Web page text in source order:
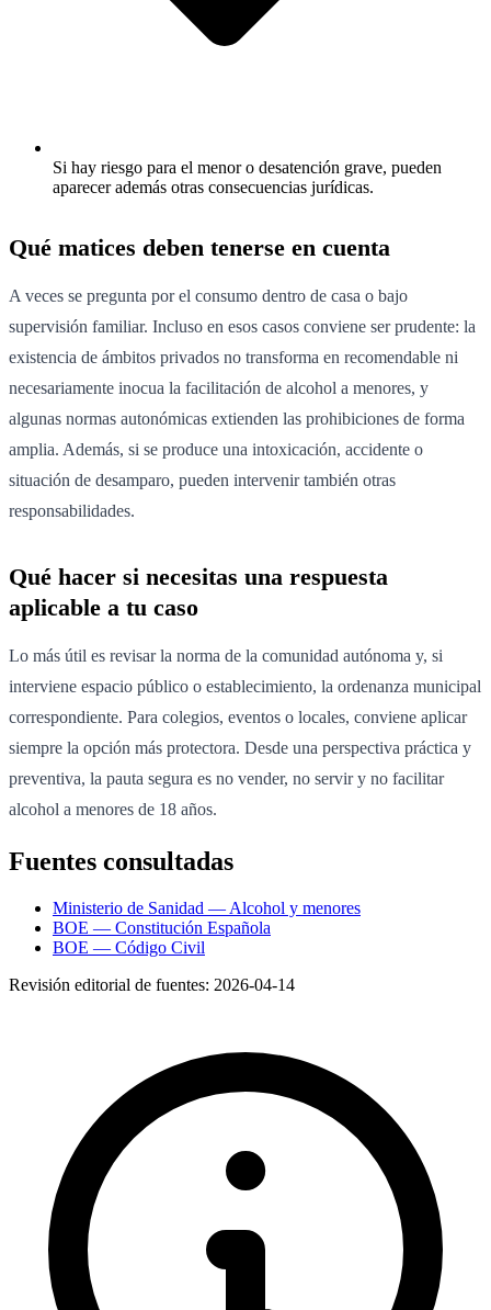
Si hay riesgo para el menor o desatención grave, pueden
aparecer además otras consecuencias jurídicas.
Qué matices deben tenerse en cuenta
A veces se pregunta por el consumo dentro de casa o bajo
supervisión familiar. Incluso en esos casos conviene ser prudente: la
existencia de ámbitos privados no transforma en recomendable ni
necesariamente inocua la facilitación de alcohol a menores, y
algunas normas autonómicas extienden las prohibiciones de forma
amplia. Además, si se produce una intoxicación, accidente o
situación de desamparo, pueden intervenir también otras
responsabilidades.
Qué hacer si necesitas una respuesta
aplicable a tu caso
Lo más útil es revisar la norma de la comunidad autónoma y, si
interviene espacio público o establecimiento, la ordenanza municipal
correspondiente. Para colegios, eventos o locales, conviene aplicar
siempre la opción más protectora. Desde una perspectiva práctica y
preventiva, la pauta segura es no vender, no servir y no facilitar
alcohol a menores de 18 años.
Fuentes consultadas
Ministerio de Sanidad — Alcohol y menores
BOE — Constitución Española
BOE — Código Civil
Revisión editorial de fuentes: 2026-04-14